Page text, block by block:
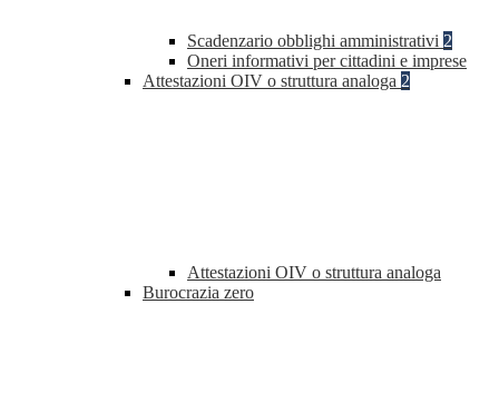
Scadenzario obblighi amministrativi 2
Oneri informativi per cittadini e imprese
Attestazioni OIV o struttura analoga 2
Attestazioni OIV o struttura analoga
Burocrazia zero